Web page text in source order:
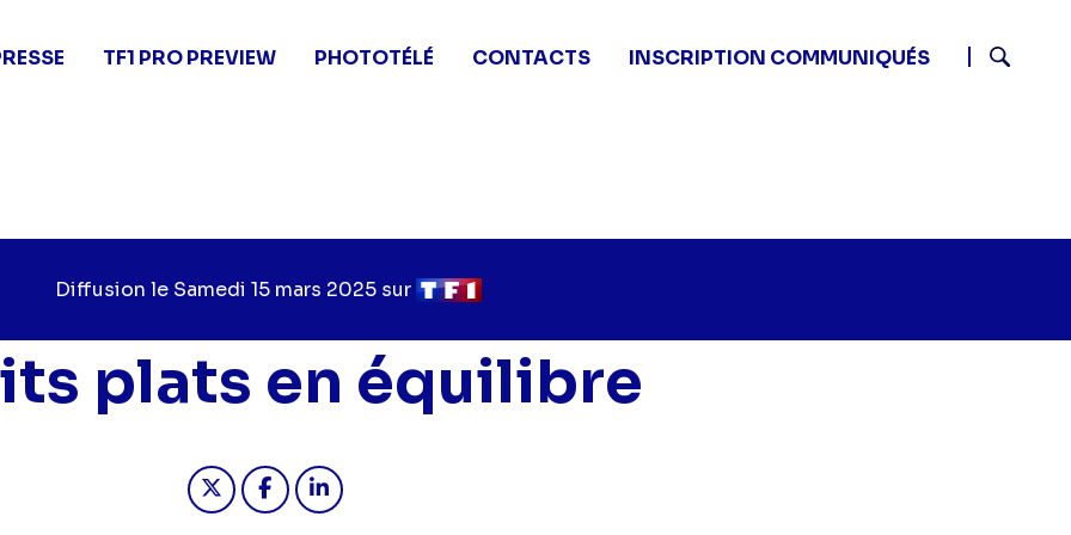
TF1 PRO PREVIEW PHOTOTÉLÉ CONTACTS
INSCRIPTION COMMUNIQUÉS
Diffusion le Jour
diffusion
Samedi 15 mars 2025surChaîne
diffusion
plats en équilibre
Partager "2025-03-15 12:50 - Petits plats en équilibre - -" sur twitter
Partager "2025-03-15 12:50 - Petits plats en équilibre - -" sur facebook